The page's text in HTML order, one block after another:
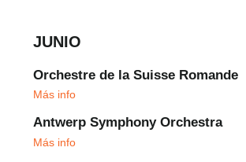
JUNIO
Orchestre de la Suisse Romande
Más info
Antwerp Symphony Orchestra
Más info